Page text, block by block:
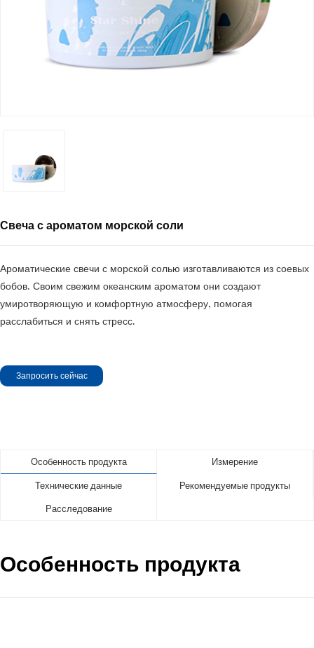
Свеча с ароматом морской соли
Ароматические свечи с морской солью изготавливаются из соевых
бобов. Своим свежим океанским ароматом они создают
умиротворяющую и комфортную атмосферу, помогая
расслабиться и снять стресс.
Запросить сейчас
Особенность продукта Измерение
Технические данные Рекомендуемые продукты
Расследование
Особенность продукта